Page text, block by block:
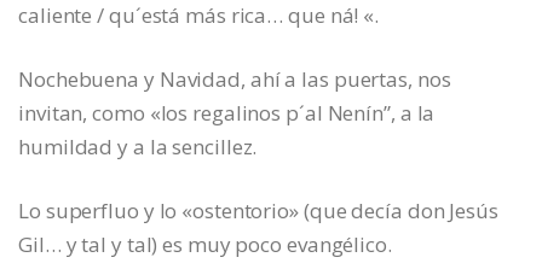
caliente / qu´está más rica… que ná! «.
Nochebuena y Navidad, ahí a las puertas, nos
invitan, como «los regalinos p´al Nenín”, a la
humildad y a la sencillez.
Lo superfluo y lo «ostentorio» (que decía don Jesús
Gil… y tal y tal) es muy poco evangélico.